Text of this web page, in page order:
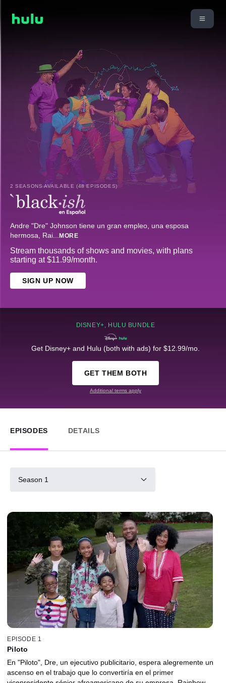
2 SEASONS AVAILABLE (48 EPISODES)
Andre "Dre" Johnson tiene un gran empleo, una esposa
hermosa, Rai... MORE
Stream thousands of shows and movies, with plans
starting at $11.99/month.
SIGN UP NOW
DISNEY+, HULU BUNDLE
Get Disney+ and Hulu (both with ads) for $12.99/mo.
GET THEM BOTH
Additional terms apply
EPISODES DETAILS
Season 1
EPISODE 1
Piloto
En "Piloto", Dre, un ejecutivo publicitario, espera alegremente un
ascenso en el trabajo que lo convertiría en el primer